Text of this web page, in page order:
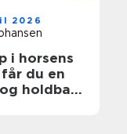
2026
i horsens
du en
holdbar